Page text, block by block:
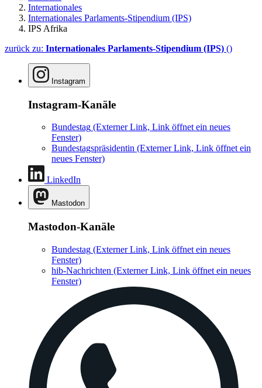
Internationales
Internationales Parlaments-Stipendium (IPS)
IPS Afrika
zurück zu: Internationales Parlaments-Stipendium (IPS) ()
Instagram
Instagram-Kanäle
Bundestag (Externer Link, Link öffnet ein neues
Fenster)
Bundestagspräsidentin (Externer Link, Link öffnet ein
neues Fenster)
LinkedIn
Mastodon
Mastodon-Kanäle
Bundestag (Externer Link, Link öffnet ein neues
Fenster)
hib-Nachrichten (Externer Link, Link öffnet ein neues
Fenster)